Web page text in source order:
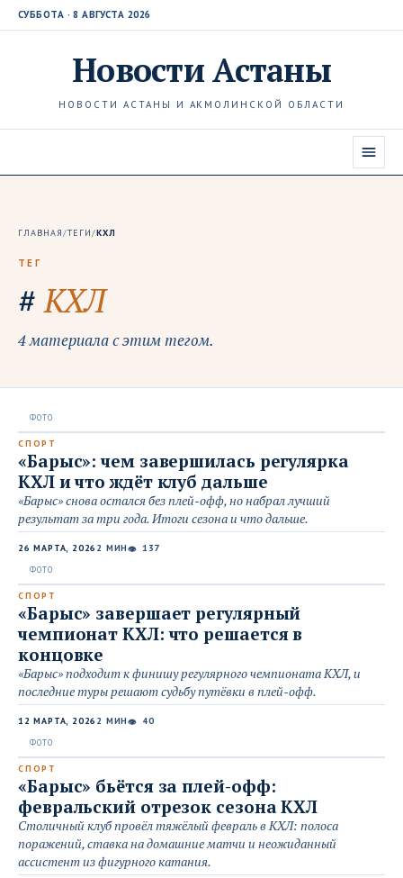
СУББОТА · 8 АВГУСТА 2026
НовостиАстаны
НОВОСТИ АСТАНЫ И АКМОЛИНСКОЙ ОБЛАСТИ
ГЛАВНАЯ/ТЕГИ/КХЛ
ТЕГ
#КХЛ
4 материала с этим тегом.
СПОРТ
«Барыс»: чем завершилась регулярка
КХЛ и что ждёт клуб дальше
«Барыс» снова остался без плей-офф, но набрал лучший
результат за три года. Итоги сезона и что дальше.
26 МАРТА, 2026 2 МИН👁 137
СПОРТ
«Барыс» завершает регулярный
чемпионат КХЛ: что решается в
концовке
«Барыс» подходит к финишу регулярного чемпионата КХЛ, и
последние туры решают судьбу путёвки в плей-офф.
12 МАРТА, 2026 2 МИН👁 40
СПОРТ
«Барыс» бьётся за плей-офф:
февральский отрезок сезона КХЛ
Столичный клуб провёл тяжёлый февраль в КХЛ: полоса
поражений, ставка на домашние матчи и неожиданный
ассистент из фигурного катания.